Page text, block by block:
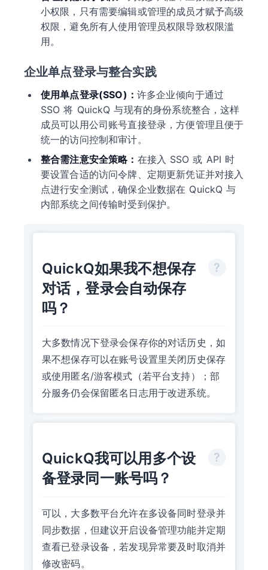
小权限，只有需要编辑或管理的成员才赋予高级
权限，避免所有人使用管理员权限导致权限滥
用。
企业单点登录与整合实践
使用单点登录(SSO)： 许多企业倾向于通过
SSO 将 QuickQ 与现有的身份系统整合，这样
成员可以用公司账号直接登录，方便管理且便于
统一的访问控制和审计。
整合需注意安全策略： 在接入 SSO 或 API 时
要设置合适的访问令牌、定期更新凭证并对接入
点进行安全测试，确保企业数据在 QuickQ 与
内部系统之间传输时受到保护。
QuickQ如果我不想保存
对话，登录会自动保存
吗？
大多数情况下登录会保存你的对话历史，如
果不想保存可以在账号设置里关闭历史保存
或使用匿名/游客模式（若平台支持）；部
分服务仍会保留匿名日志用于改进系统。
QuickQ我可以用多个设
备登录同一账号吗？
可以，大多数平台允许在多设备同时登录并
同步数据，但建议开启设备管理功能并定期
查看已登录设备，若发现异常要及时取消并
修改密码。